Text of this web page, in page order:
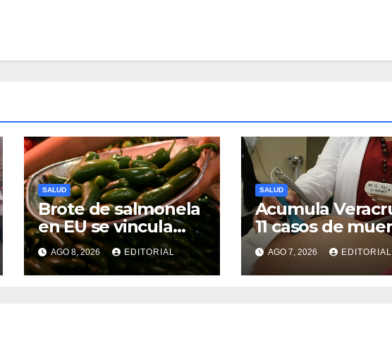
SALUD
Brote de salmonela
en EU se vincula
con chile jalapeño
exportado desde
México
AGO 8, 2026 EDITORIAL
SALUD
Acumula
11 casos de
materna en el
AGO 7, 2026 EDITORIAL